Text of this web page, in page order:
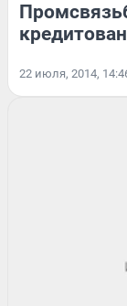
22 июля, 2014,